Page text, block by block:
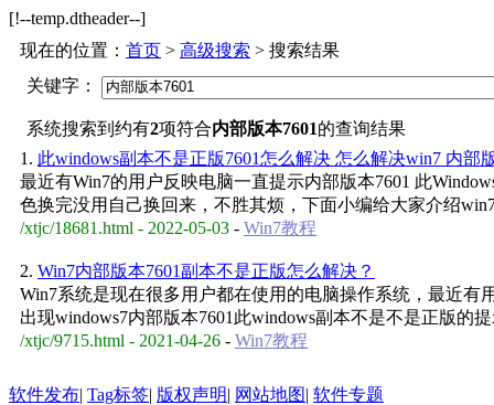
[!--temp.dtheader--]
现在的位置： 首页 > 高级搜索 > 搜索结果
关键字：
系统搜索到约有2项符合内部版本7601的查询结果
1. 此windows副本不是正版7601怎么解决 怎么解决win7 内部
最近有Win7的用户反映电脑一直提示内部版本7601 此
色换完没用自己换回来，不胜其烦，下面小编给大家介绍
/xtjc/18681.html - 2022-05-03 - Win7教程
2. Win7内部版本7601副本不是正版怎么解决？
Win7系统是现在很多用户都在使用的电脑操作系统，最近有
出现windows7内部版本7601此windows副本不是不是正版的
/xtjc/9715.html - 2021-04-26 - Win7教程
软件发布| Tag标签| 版权声明| 网站地图| 软件专题